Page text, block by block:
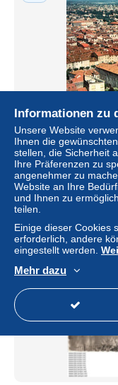
CPM 42
Status
Neu
Informationen zu
Unsere Website
Ihnen die
stellen, die Sicherheit
Ihre Präferenzen zu
angenehmer zu
Website an Ihre
und Ihnen zu
teilen.
Einige dieser Cookies
erforderlich, andere
eingestellt werden.
Mehr dazu